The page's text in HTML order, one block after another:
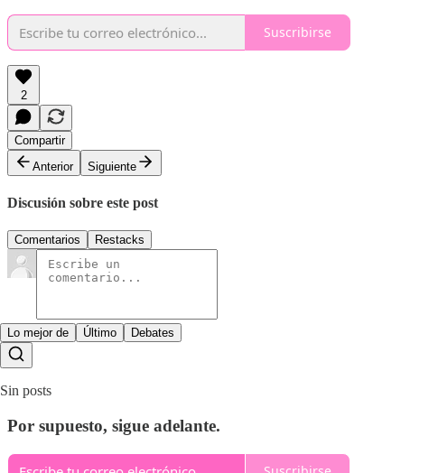
Suscribirse
2
Compartir
Anterior
Siguiente
Discusión sobre este post
Comentarios Restacks
Lo mejor de Último Debates
Sin posts
Por supuesto, sigue adelante.